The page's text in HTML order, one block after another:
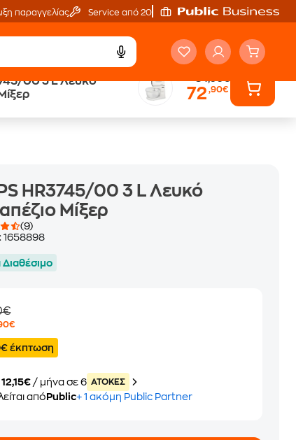
παραγγελίας Service από 20'
00 3 L Λευκό
72,90€
HR3745/00 3 L Λευκό
Μίξερ
(9)
1658898
έκπτωση
12,15€ / μήνα σε 6 ATOKEΣ
από Public+ 1 ακόμη Public Partner